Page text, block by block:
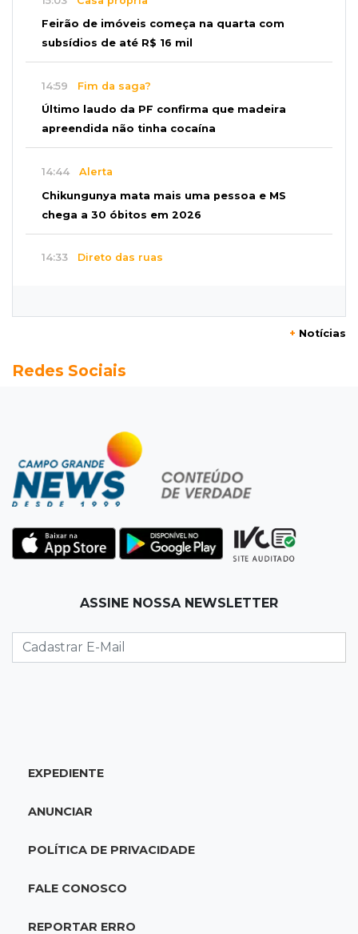
Feirão de imóveis começa na quarta com
subsídios de até R$ 16 mil
14:59 Fim da saga?
Último laudo da PF confirma que madeira
apreendida não tinha cocaína
14:44 Alerta
Chikungunya mata mais uma pessoa e MS
chega a 30 óbitos em 2026
14:33 Direto das ruas
Gracyanne Barbosa se reconcilia com o pai em
R$ 200 mil
Operação descobre desvio de quase 100
toneladas de soja em MS
Obra do novo plenário da Assembleia chega a
10% e prevê 5 gabinetes extras
Coisa de brasileiro
mensagens do Pix
13:39Indústria e empregos
prometem 265 empregos na Capital
13:32RankBrasil
Produtor de MS entra no livro dos recordes
+ Notícias
Redes Sociais
ASSINE NOSSA NEWSLETTER
EXPEDIENTE
ANUNCIAR
POLÍTICA DE PRIVACIDADE
FALE CONOSCO
REPORTAR ERRO